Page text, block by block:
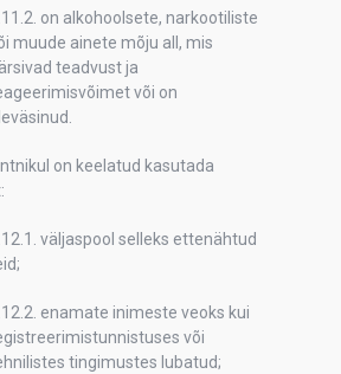
on alkohoolsete, narkootiliste
muude ainete mõju all, mis
teadvust ja
või on
on keelatud kasutada
väljaspool selleks ettenähtud
enamate inimeste veoks kui
või
tingimustes lubatud;